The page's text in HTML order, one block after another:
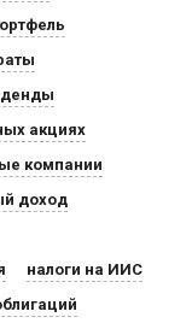
акциях
компании
доход
налоги на ИИС